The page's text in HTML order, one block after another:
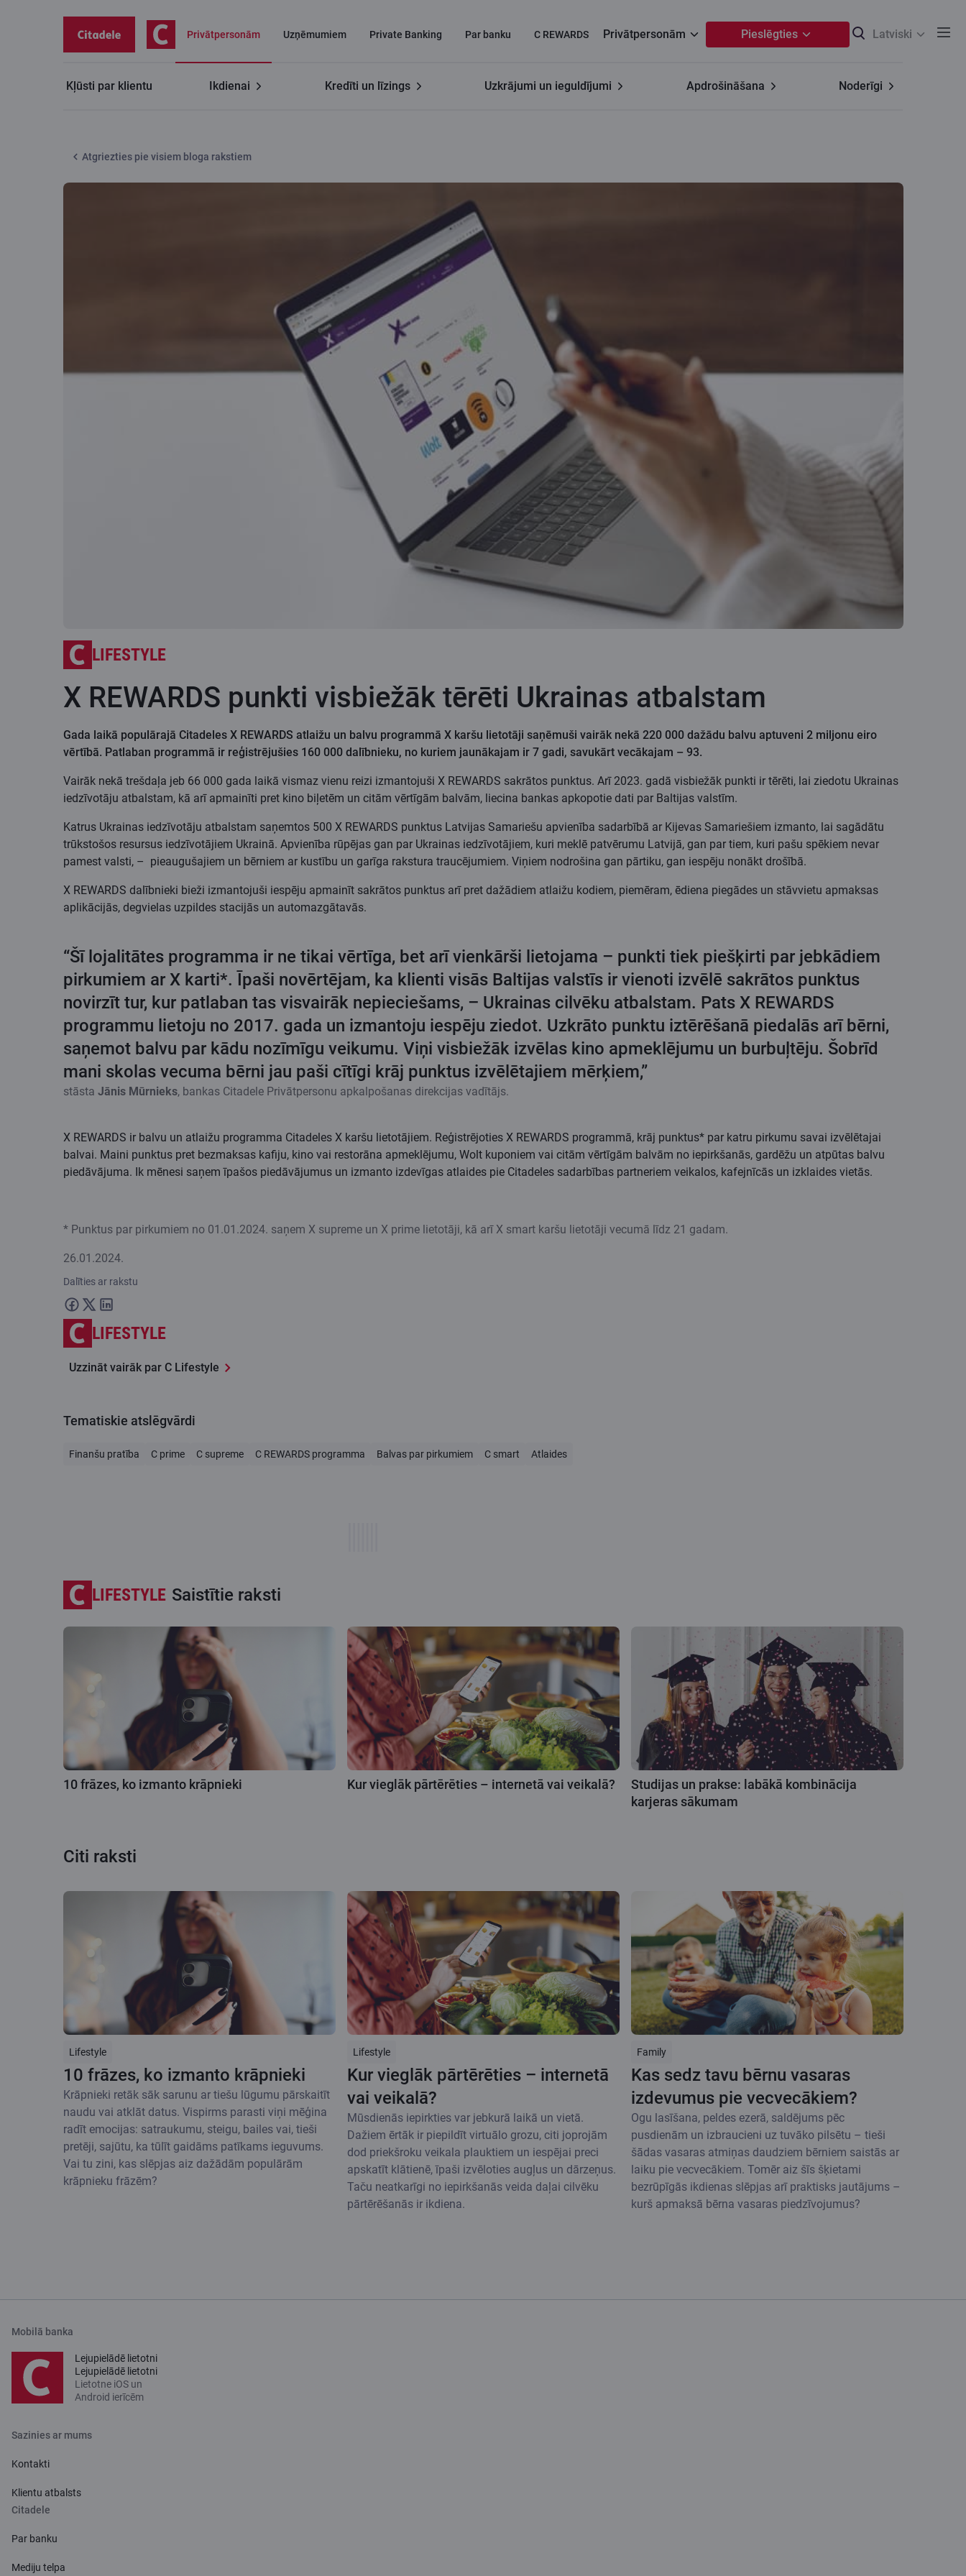
Privātpersonām Uzņēmumiem Private Banking Par banku C REWARDS Privātpersonām Pieslēgties Latviski
Kļūsti par klientu Ikdienai Kredīti un līzings Uzkrājumi un ieguldījumi Apdrošināšana Noderīgi
Atgriezties pie visiem bloga rakstiem
LIFESTYLE
X REWARDS punkti visbiežāk tērēti Ukrainas atbalstam
Gada laikā populārajā Citadeles X REWARDS atlaižu un balvu programmā X karšu lietotāji saņēmuši vairāk nekā 220 000 dažādu balvu aptuveni 2 miljonu eiro
vērtībā. Patlaban programmā ir reģistrējušies 160 000 dalībnieku, no kuriem jaunākajam ir 7 gadi, savukārt vecākajam – 93.
Vairāk nekā trešdaļa jeb 66 000 gada laikā vismaz vienu reizi izmantojuši X REWARDS sakrātos punktus. Arī 2023. gadā visbiežāk punkti ir tērēti, lai ziedotu Ukrainas
iedzīvotāju atbalstam, kā arī apmainīti pret kino biļetēm un citām vērtīgām balvām, liecina bankas apkopotie dati par Baltijas valstīm.
Katrus Ukrainas iedzīvotāju atbalstam saņemtos 500 X REWARDS punktus Latvijas Samariešu apvienība sadarbībā ar Kijevas Samariešiem izmanto, lai sagādātu
trūkstošos resursus iedzīvotājiem Ukrainā. Apvienība rūpējas gan par Ukrainas iedzīvotājiem, kuri meklē patvērumu Latvijā, gan par tiem, kuri pašu spēkiem nevar
pamest valsti, – pieaugušajiem un bērniem ar kustību un garīga rakstura traucējumiem. Viņiem nodrošina gan pārtiku, gan iespēju nonākt drošībā.
X REWARDS dalībnieki bieži izmantojuši iespēju apmainīt sakrātos punktus arī pret dažādiem atlaižu kodiem, piemēram, ēdiena piegādes un stāvvietu apmaksas
aplikācijās, degvielas uzpildes stacijās un automazgātavās.
“Šī lojalitātes programma ir ne tikai vērtīga, bet arī vienkārši lietojama – punkti tiek piešķirti par jebkādiem
pirkumiem ar X karti*. Īpaši novērtējam, ka klienti visās Baltijas valstīs ir vienoti izvēlē sakrātos punktus
novirzīt tur, kur patlaban tas visvairāk nepieciešams, – Ukrainas cilvēku atbalstam. Pats X REWARDS
programmu lietoju no 2017. gada un izmantoju iespēju ziedot. Uzkrāto punktu iztērēšanā piedalās arī bērni,
saņemot balvu par kādu nozīmīgu veikumu. Viņi visbiežāk izvēlas kino apmeklējumu un burbuļtēju. Šobrīd
mani skolas vecuma bērni jau paši cītīgi krāj punktus izvēlētajiem mērķiem,”
stāsta Jānis Mūrnieks, bankas Citadele Privātpersonu apkalpošanas direkcijas vadītājs.
X REWARDS ir balvu un atlaižu programma Citadeles X karšu lietotājiem. Reģistrējoties X REWARDS programmā, krāj punktus* par katru pirkumu savai izvēlētajai
balvai. Maini punktus pret bezmaksas kafiju, kino vai restorāna apmeklējumu, Wolt kuponiem vai citām vērtīgām balvām no iepirkšanās, gardēžu un atpūtas balvu
piedāvājuma. Ik mēnesi saņem īpašos piedāvājumus un izmanto izdevīgas atlaides pie Citadeles sadarbības partneriem veikalos, kafejnīcās un izklaides vietās.
* Punktus par pirkumiem no 01.01.2024. saņem X supreme un X prime lietotāji, kā arī X smart karšu lietotāji vecumā līdz 21 gadam.
26.01.2024.
LIFESTYLE
Uzzināt vairāk par C Lifestyle
Dalīties ar rakstu
Tematiskie atslēgvārdi
Finanšu pratība C prime C supreme C REWARDS programma Balvas par pirkumiem C smart Atlaides
LIFESTYLE Saistītie raksti
10 frāzes, ko izmanto krāpnieki Kur vieglāk pārtērēties – internetā vai veikalā?
Studijas un prakse: labākā kombinācija
karjeras sākumam
Citi raksti
Lifestyle
10 frāzes, ko izmanto krāpnieki
Krāpnieki retāk sāk sarunu ar tiešu lūgumu pārskaitīt
naudu vai atklāt datus. Vispirms parasti viņi mēģina
radīt emocijas: satraukumu, steigu, bailes vai, tieši
pretēji, sajūtu, ka tūlīt gaidāms patīkams ieguvums.
Vai tu zini, kas slēpjas aiz dažādām populārām
krāpnieku frāzēm?
Lifestyle
Kur vieglāk pārtērēties – internetā
vai veikalā?
Mūsdienās iepirkties var jebkurā laikā un vietā.
Dažiem ērtāk ir piepildīt virtuālo grozu, citi joprojām
dod priekšroku veikala plauktiem un iespējai preci
apskatīt klātienē, īpaši izvēloties augļus un dārzeņus.
Taču neatkarīgi no iepirkšanās veida daļai cilvēku
pārtērēšanās ir ikdiena.
Family
Kas sedz tavu bērnu vasaras
izdevumus pie vecvecākiem?
Ogu lasīšana, peldes ezerā, saldējums pēc
pusdienām un izbraucieni uz tuvāko pilsētu – tieši
šādas vasaras atmiņas daudziem bērniem saistās ar
laiku pie vecvecākiem. Tomēr aiz šīs šķietami
bezrūpīgās ikdienas slēpjas arī praktisks jautājums –
kurš apmaksā bērna vasaras piedzīvojumus?
Mobilā banka
Lejupielādē lietotni
Lejupielādē lietotni
Lietotne iOS un
Android ierīcēm
Sazinies ar mums
Kontakti
Klientu atbalsts
Citadele
Par banku
Mediju telpa